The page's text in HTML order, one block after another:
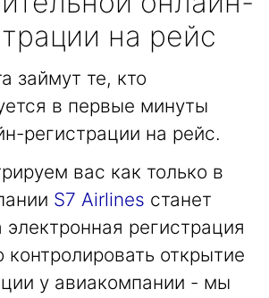
на рейс
займут те, кто
в первые минуты
регистрации на рейс.
вас как только в
S7 Airlines станет
электронная регистрация
открытие
у авиакомпании - мы